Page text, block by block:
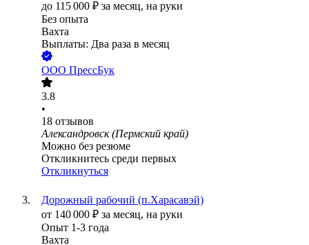
до 115 000 ₽ за месяц, на руки
Без опыта
Вахта
Выплаты: Два раза в месяц
ООО ПрессБук
3.8
•
18 отзывов
Александровск (Пермский край)
Можно без резюме
Откликнитесь среди первых
Откликнуться
Дорожный рабочий (п.Харасавэй)
от 140 000 ₽ за месяц, на руки
Опыт 1-3 года
Вахта